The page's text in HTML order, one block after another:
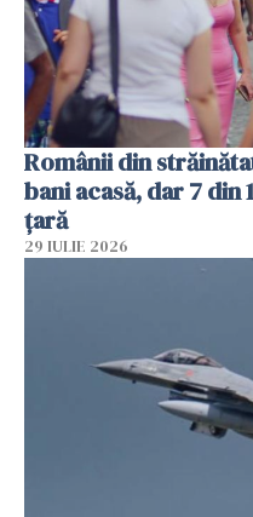
Românii din
bani acasă, dar 7
țară
29 IULIE 2026